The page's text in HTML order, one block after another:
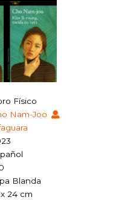
Físico
Nam-Joo
Blanda
x 24 cm